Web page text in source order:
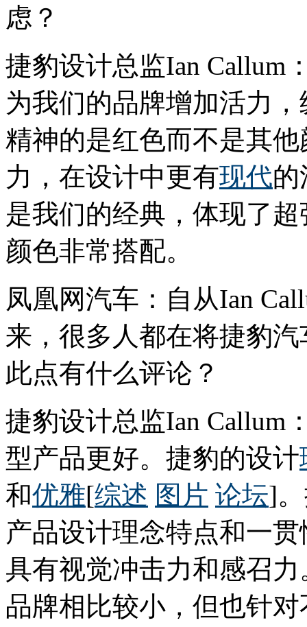
虑？
捷豹设计总监Ian Callum
为我们的品牌增加活力
精神的是红色而不是其
力，在设计中更有现代的
是我们的经典，体现了
颜色非常搭配。
凤凰网汽车：自从Ian
来，很多人都在将捷豹汽
此点有什么评论？
捷豹设计总监Ian Callum
型产品更好。捷豹的设计
和优雅[综述 图片 论坛]
产品设计理念特点和一
具有视觉冲击力和感召
品牌相比较小，但也针